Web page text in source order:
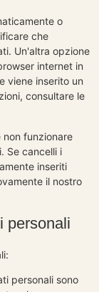
o
che
Un'altra opzione
internet in
viene inserito un
consultare le
funzionare
Se cancelli i
inseriti
il nostro
personali
personali sono